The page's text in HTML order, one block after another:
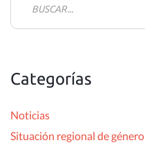
a
:
Categorías
Noticias
Situación regional de género